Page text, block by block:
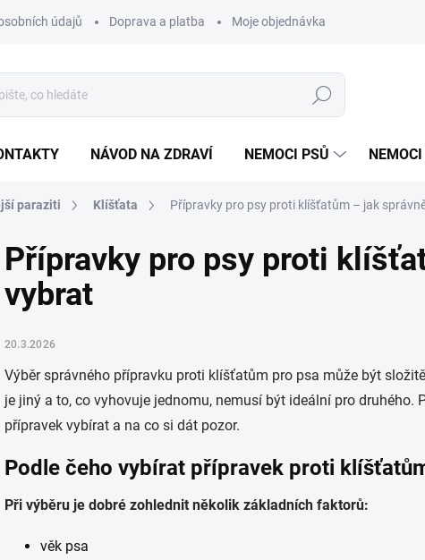
údajů Doprava a platba Moje objednávka
Hledat
NÁVOD NA ZDRAVÍ NEMOCI PSŮ
paraziti Klíšťata Přípravky pro psy proti klíšťatům – jak
Přípravky pro psy proti
vybrat
20.3.2026
Výběr správného přípravku proti klíšťatům pro psa může být
je jiný a to, co vyhovuje jednomu, nemusí být ideální pro druhého.
přípravek vybírat a na co si dát pozor.
Podle čeho vybírat přípravek proti
Při výběru je dobré zohlednit několik základních faktorů:
věk psa